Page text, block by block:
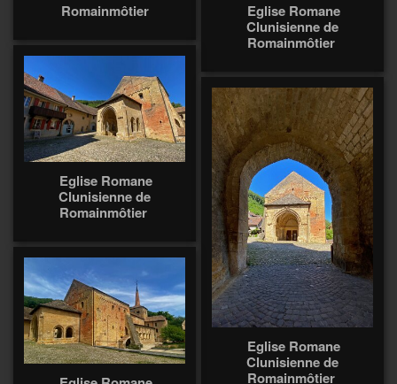
Romainmôtier
Eglise Romane
Clunisienne de
Romainmôtier
Eglise Romane
Clunisienne de
Romainmôtier
Eglise Romane
Clunisienne de
Romainmôtier